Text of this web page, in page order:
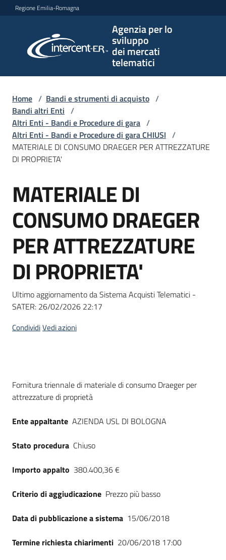
Vai al contenuto
Vai alla navigazione
Vai al footer
Regione Emilia-Romagna
Agenzia per lo
sviluppo
dei mercati
telematici
per lo
sviluppo
telematici
L'Agenzia
Bandi
e
di
Supporto
Piattaforme
telematiche
English
su
Home / Bandi e strumenti di acquisto /
Bandi altri Enti /
Altri Enti - Bandi e Procedure di gara /
Altri Enti - Bandi e Procedure di gara CHIUSI /
MATERIALE DI CONSUMO DRAEGER PER ATTREZZATURE
DI PROPRIETA'
Salta al contenuto
MATERIALE DI
CONSUMO DRAEGER
PER ATTREZZATURE
DI PROPRIETA'
Ultimo aggiornamento da Sistema Acquisti Telematici -
SATER: 26/02/2026 22:17
CondividiVedi azioni
Dati del bando
Fornitura triennale di materiale di consumo Draeger per
attrezzature di proprietà
Ente appaltante AZIENDA USL DI BOLOGNA
Stato procedura Chiuso
Importo appalto 380.400,36 €
Criterio di aggiudicazione Prezzo più basso
Data di pubblicazione a sistema 15/06/2018
Termine richiesta chiarimenti 20/06/2018 17:00